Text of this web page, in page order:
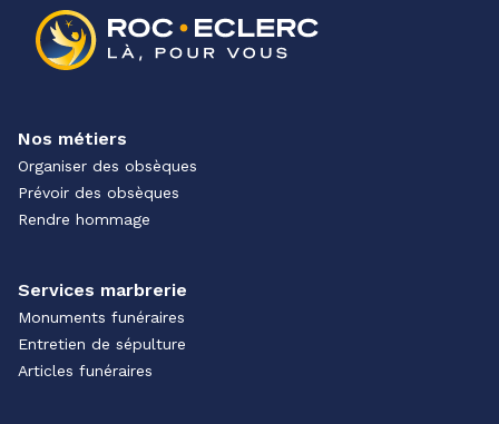
Nos métiers
Organiser des obsèques
Prévoir des obsèques
Rendre hommage
Services marbrerie
Monuments funéraires
Entretien de sépulture
Articles funéraires